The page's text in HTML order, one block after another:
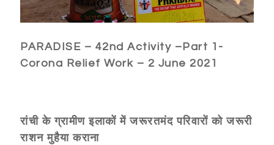
PARADISE – 42nd Activity –Part 1-
Corona Relief Work – 2 June 2021
रांची के ग्रामीण इलाकों में जरूरतमंद परिवारों को जरूरी
राशन मुहैया कराना